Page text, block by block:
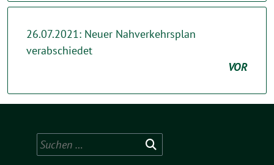
26.07.2021: Neuer Nahverkehrsplan
verabschiedet
VOR
Suchen
nach: